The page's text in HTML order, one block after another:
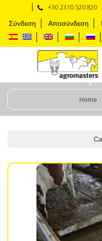
+30 2310 520 820
Σύνδεση Αποσύνδεση
Manejo
Home